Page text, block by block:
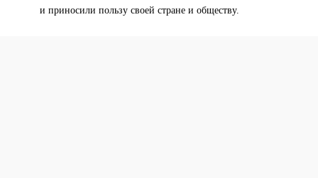
и приносили пользу своей стране и обществу.